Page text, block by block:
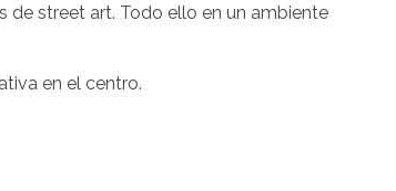
de street art. Todo ello en un ambiente
en el centro.